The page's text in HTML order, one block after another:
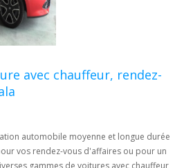
avec chauffeur, rendez-
automobile moyenne et longue durée
vos rendez-vous d'affaires ou pour un
gammes de voitures avec chauffeur